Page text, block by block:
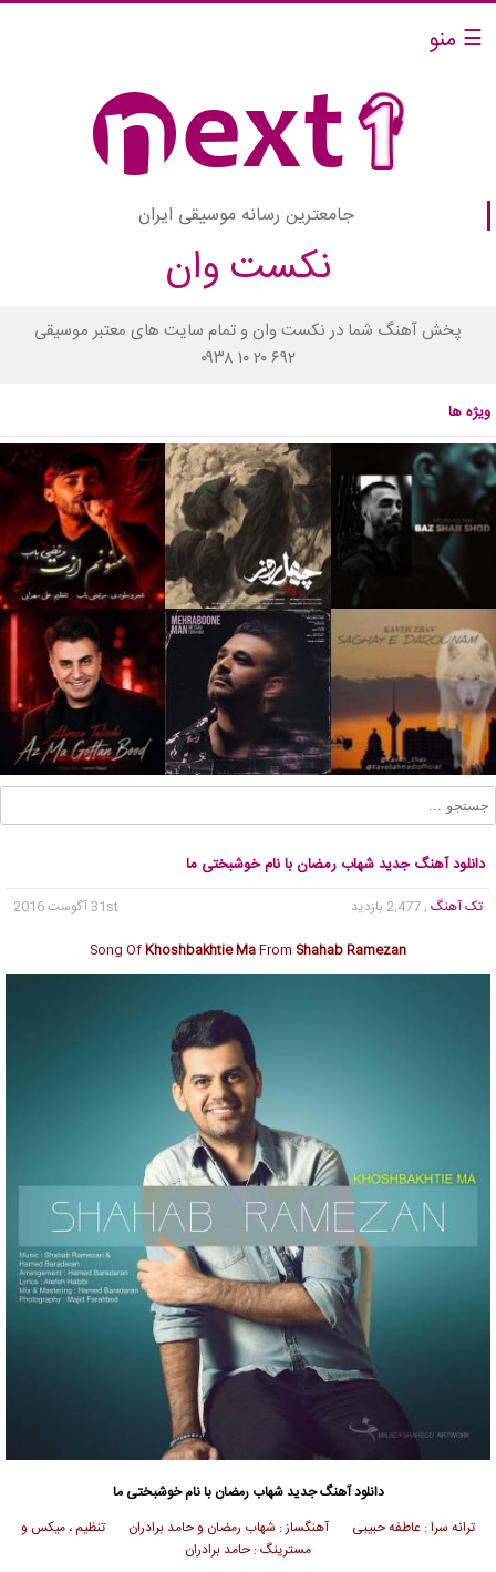
☰ منو
جامعترین رسانه موسیقی ایران
نکست وان
پخش آهنگ شما در نکست وان و تمام سایت های معتبر موسیقی
۰۹۳۸ ۱۰ ۲۰ ۶۹۲
ویژه ها
دانلود آهنگ جدید شهاب رمضان با نام خوشبختی ما
تک آهنگ , 2,477 بازدید
31st آگوست 2016
Song OfKhoshbakhtie MaFrom Shahab Ramezan
دانلود آهنگ جدیدشهاب رمضان با نام خوشبختی ما
ترانه سرا : عاطفه حبیبی آهنگساز : شهاب رمضان و حامد برادران تنظیم ، میکس و
مسترینگ : حامد برادران